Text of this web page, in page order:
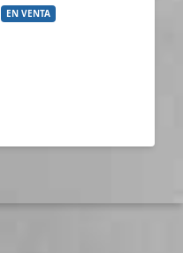
EN VENTA